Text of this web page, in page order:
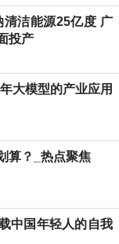
洁能源25亿度 广
投产
大模型的产业应用
算？_热点聚焦
中国年轻人的自我